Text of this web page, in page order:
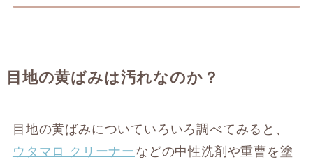
目地の黄ばみは汚れなのか？
目地の黄ばみについていろいろ調べてみると、
ウタマロ クリーナー などの中性洗剤や重曹を塗